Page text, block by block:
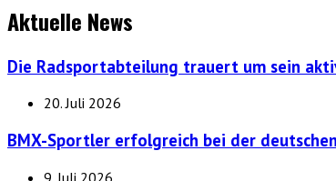
Aktuelle News
Die Radsportabteilung trauert um sein
20. Juli 2026
BMX-Sportler erfolgreich bei der
9. Juli 2026